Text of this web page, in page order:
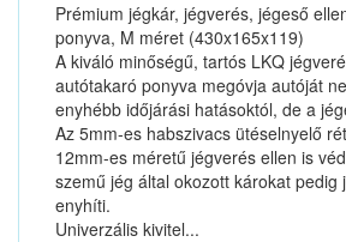
Prémium jégkár, jégverés, jégeső
ponyva, M méret (430x165x119)
A kiváló minőségű, tartós LKQ
autótakaró ponyva megóvja autóját
enyhébb időjárási hatásoktól, de a
Az 5mm-es habszivacs ütéselnyelő
12mm-es méretű jégverés ellen is
szemű jég által okozott károkat pedig
enyhíti.
Univerzális kivitel...